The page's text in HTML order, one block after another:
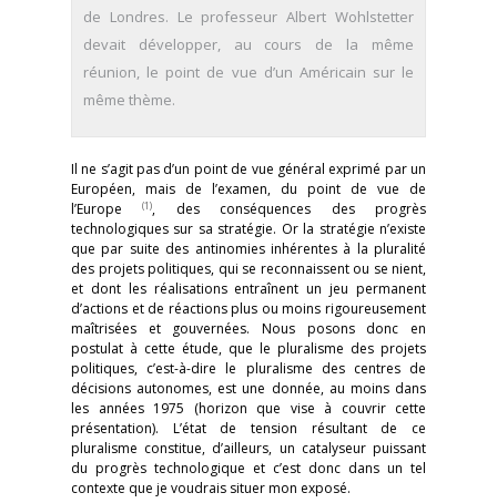
de Londres. Le professeur Albert Wohlstetter
devait développer, au cours de la même
réunion, le point de vue d’un Américain sur le
même thème.
Il ne s’agit pas d’un point de vue général exprimé par un
Européen, mais de l’examen, du point de vue de
l’Europe(1), des conséquences des progrès
technologiques sur sa stratégie. Or la stratégie n’existe
que par suite des antinomies inhérentes à la pluralité
des projets politiques, qui se reconnaissent ou se nient,
et dont les réalisations entraînent un jeu permanent
d’actions et de réactions plus ou moins rigoureusement
maîtrisées et gouvernées. Nous posons donc en
postulat à cette étude, que le pluralisme des projets
politiques, c’est-à-dire le pluralisme des centres de
décisions autonomes, est une donnée, au moins dans
les années 1975 (horizon que vise à couvrir cette
présentation). L’état de tension résultant de ce
pluralisme constitue, d’ailleurs, un catalyseur puissant
du progrès technologique et c’est donc dans un tel
contexte que je voudrais situer mon exposé.